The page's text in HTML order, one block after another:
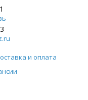
и оплата